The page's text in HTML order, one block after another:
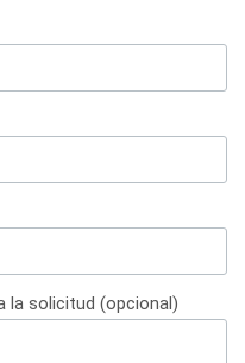
la solicitud (opcional)